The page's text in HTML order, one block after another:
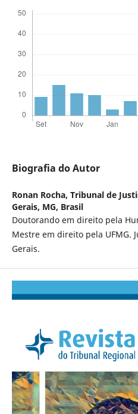
Biografia do Autor
Ronan Rocha, Tribunal de
Gerais, MG, Brasil
Doutorando em direito pela
Mestre em direito pela UFMG.
Gerais.